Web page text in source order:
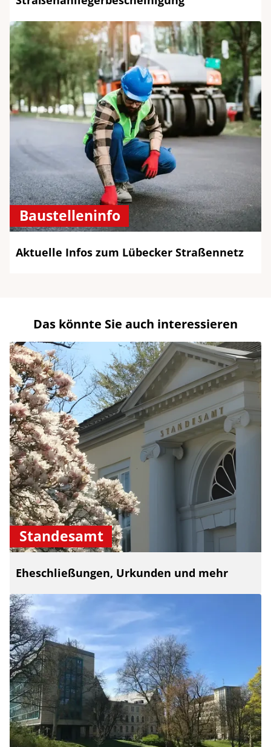
Baustelleninfo
Aktuelle Infos zum Lübecker Straßennetz
Das könnte Sie auch interessieren
Standesamt
Eheschließungen, Urkunden und mehr